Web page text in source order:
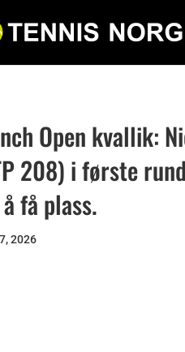
Open kvallik:
208) i første
få plass.
2026